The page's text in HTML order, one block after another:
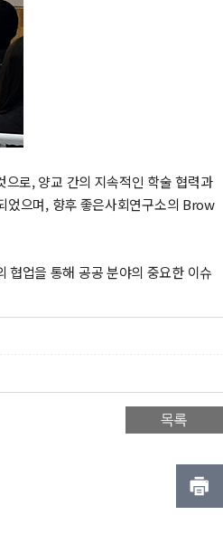
로, 양교 간의 지속적인 학술 협력과
었으며, 향후 좋은사회연구소의 Brow
협업을 통해 공공 분야의 중요한 이슈